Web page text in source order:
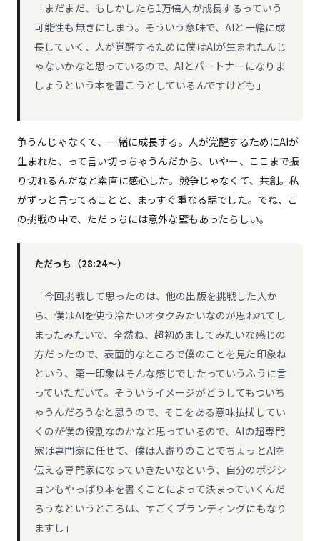
「まだまだ、もしかしたら1万倍人が成長するっていう
可能性も無きにしまう。そういう意味で、AIと一緒に成
長していく、人が覚醒するために僕はAIが生まれたんじ
ゃないかなと思っているので、AIとパートナーになりま
しょうという本を書こうとしているんですけども」
争うんじゃなくて、一緒に成長する。人が覚醒するためにAIが
生まれた、って言い切っちゃうんだから、いやー、ここまで振
り切れるんだなと素直に感心した。競争じゃなくて、共創。私
がずっと言ってることと、まっすぐ重なる話でした。でね、こ
の挑戦の中で、ただっちには意外な壁もあったらしい。
ただっち（28:24〜）
「今回挑戦して思ったのは、他の出版を挑戦した人か
ら、僕はAIを使う冷たいオタクみたいなのが思われてし
まったみたいで、全然ね、超初めましてみたいな感じの
方だったので、表面的なところで僕のことを見た印象ね
という、第一印象はそんな感じでしたっていうふうに言
っていただいて。そういうイメージがどうしてもついち
ゃうんだろうなと思うので、そこをある意味払拭してい
くのが僕の役割なのかなと思っているので、AIの超専門
家は専門家に任せて、僕は人寄りのことでちょっとAIを
伝える専門家になっていきたいなという、自分のポジシ
ョンもやっぱり本を書くことによって決まっていくんだ
ろうなというところは、すごくブランディングにもなり
ますし」